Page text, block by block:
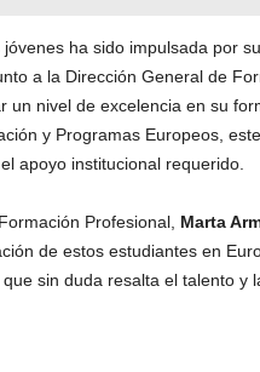
ha sido impulsada por
a la Dirección General de
un nivel de excelencia en su
y Programas Europeos,
apoyo institucional requerido.
Profesional, Marta
de estos estudiantes en
sin duda resalta el talento y